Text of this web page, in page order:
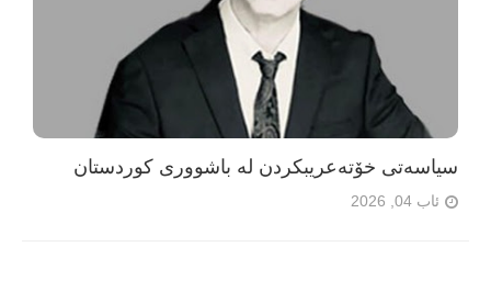
سیاسەتی خۆتەعریبکردن لە باشووری کوردستان
ئاب 04, 2026